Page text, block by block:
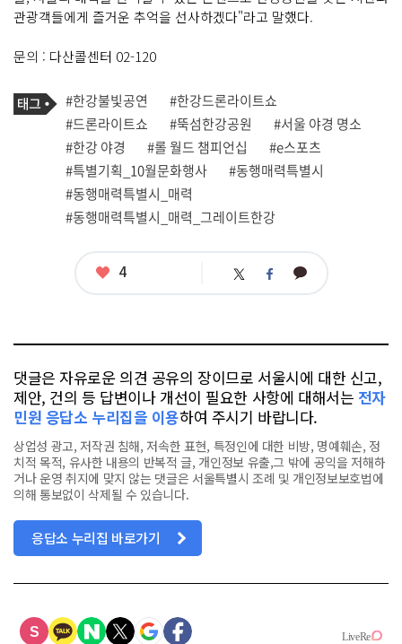
관광객들에게 즐거운 추억을 선사하겠다"라고 말했다.
문의 : 다산콜센터 02-120
기
사
관
련
태
그
태
그
#한강불빛공연
#한강드론라이트쇼
#드론라이트쇼
#뚝섬한강공원
#서울 야경 명소
#한강 야경
#롤 월드 챔피언십
#e스포츠
#특별기획_10월문화행사
#동행매력특별시
#동행매력특별시_매력
#동행매력특별시_매력_그레이트한강
좋
4 트 페 카
댓글은 자유로운 의견 공유의 장이므로 서울시에 대한 신고,
제안, 건의 등 답변이나 개선이 필요한 사항에 대해서는 전자
민원 응답소 누리집을 이용하여 주시기 바랍니다.
상업성 광고, 저작권 침해, 저속한 표현, 특정인에 대한 비방, 명예훼손, 정
치적 목적, 유사한 내용의 반복적 글, 개인정보 유출,그 밖에 공익을 저해하
거나 운영 취지에 맞지 않는 댓글은 서울특별시 조례 및 개인정보보호법에
의해 통보없이 삭제될 수 있습니다.
응답소 누리집 바로가기